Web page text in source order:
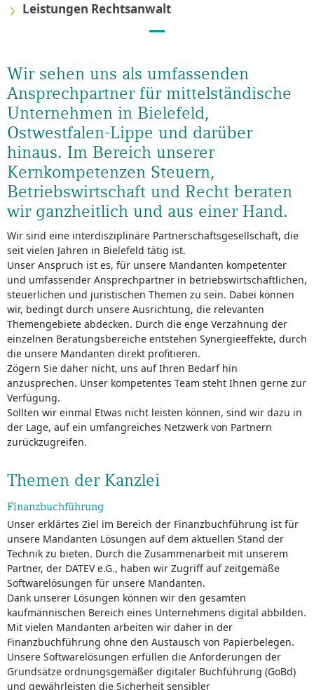
Leistungen Rechtsanwalt
Wir sehen uns als umfassenden
Ansprechpartner für mittelständische
Unternehmen in Bielefeld,
Ostwestfalen-Lippe und darüber
hinaus. Im Bereich unserer
Kernkompetenzen Steuern,
Betriebswirtschaft und Recht beraten
wir ganzheitlich und aus einer Hand.
Wir sind eine interdisziplinäre Partnerschaftsgesellschaft, die
seit vielen Jahren in Bielefeld tätig ist.
Unser Anspruch ist es, für unsere Mandanten kompetenter
und umfassender Ansprechpartner in betriebswirtschaftlichen,
steuerlichen und juristischen Themen zu sein. Dabei können
wir, bedingt durch unsere Ausrichtung, die relevanten
Themengebiete abdecken. Durch die enge Verzahnung der
einzelnen Beratungsbereiche entstehen Synergieeffekte, durch
die unsere Mandanten direkt profitieren.
Zögern Sie daher nicht, uns auf Ihren Bedarf hin
anzusprechen. Unser kompetentes Team steht Ihnen gerne zur
Verfügung.
Sollten wir einmal Etwas nicht leisten können, sind wir dazu in
der Lage, auf ein umfangreiches Netzwerk von Partnern
zurückzugreifen.
Themen der Kanzlei
Finanzbuchführung
Unser erklärtes Ziel im Bereich der Finanzbuchführung ist für
unsere Mandanten Lösungen auf dem aktuellen Stand der
Technik zu bieten. Durch die Zusammenarbeit mit unserem
Partner, der DATEV e.G., haben wir Zugriff auf zeitgemäße
Softwarelösungen für unsere Mandanten.
Dank unserer Lösungen können wir den gesamten
kaufmännischen Bereich eines Unternehmens digital abbilden.
Mit vielen Mandanten arbeiten wir daher in der
Finanzbuchführung ohne den Austausch von Papierbelegen.
Unsere Softwarelösungen erfüllen die Anforderungen der
Grundsätze ordnungsgemäßer digitaler Buchführung (GoBd)
und gewährleisten die Sicherheit sensibler